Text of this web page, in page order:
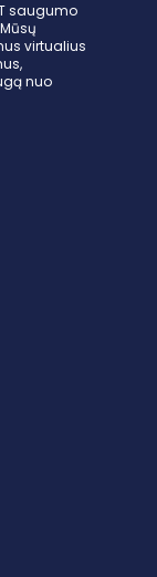
saugumo
virtualius
nuo